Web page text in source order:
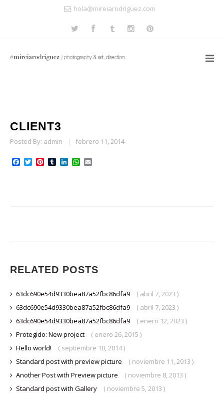
hola@mireiarodriguez.com
CLIENT3
Posted By: admin | febrero 11, 2014
Facebook
TwitterPinterest
TumblrLinkedInWhatsApp
RELATED POSTS
63dc690e54d9330bea87a52fbc86dfa9
( abril 7, 2023 )
63dc690e54d9330bea87a52fbc86dfa9
( abril 7, 2023 )
63dc690e54d9330bea87a52fbc86dfa9
( enero 12, 2023 )
Protegido: New project
( enero 26, 2015 )
Hello world!
( septiembre 10, 2014 )
Standard post with preview picture
( noviembre 11, 2013 )
Another Post with Preview picture
( noviembre 8, 2013 )
Standard post with Gallery
( noviembre 5, 2013 )